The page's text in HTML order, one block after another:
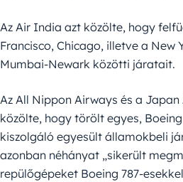
Az Air India azt közölte, hogy
Francisco, Chicago, illetve a New
Mumbai-Newark közötti járatait.
Az All Nippon Airways és a
közölte, hogy törölt egyes,
kiszolgáló egyesült államokbeli
azonban néhányat „sikerült
repülőgépeket Boeing 787-